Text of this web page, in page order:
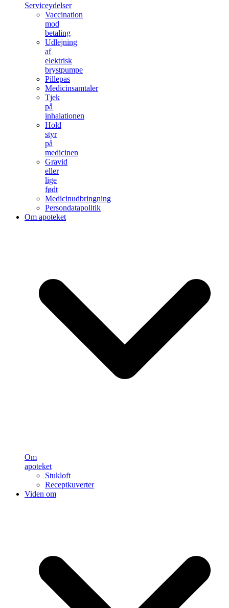
Serviceydelser
Vaccination
mod
betaling
Udlejning
af
elektrisk
brystpumpe
Pillepas
Medicinsamtaler
Tjek
på
inhalationen
Hold
styr
på
medicinen
Gravid
eller
lige
født
Medicinudbringning
Persondatapolitik
Om apoteket
Om
apoteket
Stukloft
Receptkuverter
Viden om